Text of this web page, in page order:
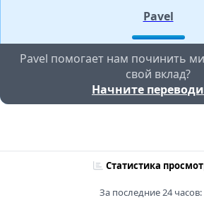
Pavel
Pavel помогает нам починить
свой вклад?
Начните
Статистика
За последние 24 часов: